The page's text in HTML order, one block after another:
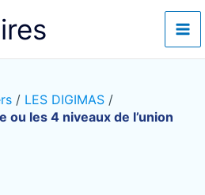
/ LES DIGIMAS /
ou les 4 niveaux de l’union